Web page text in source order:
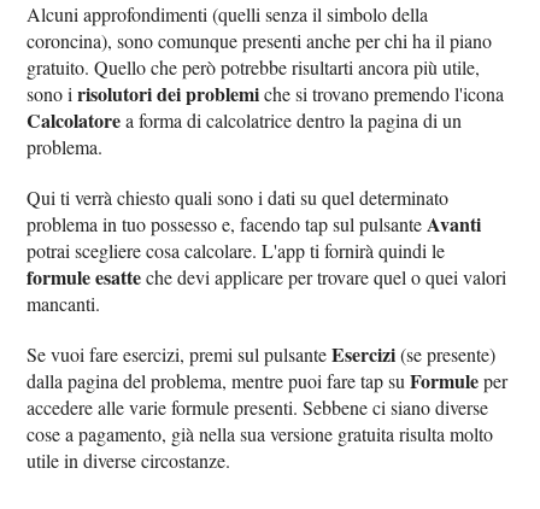
Alcuni approfondimenti (quelli senza il simbolo della
coroncina), sono comunque presenti anche per chi ha il piano
gratuito. Quello che però potrebbe risultarti ancora più utile,
sono irisolutori dei problemiche si trovano premendo l'icona
Calcolatorea forma di calcolatrice dentro la pagina di un
problema.
Qui ti verrà chiesto quali sono i dati su quel determinato
problema in tuo possesso e, facendo tap sul pulsante Avanti
potrai scegliere cosa calcolare. L'app ti fornirà quindi le
formule esatteche devi applicare per trovare quel o quei valori
mancanti.
Se vuoi fare esercizi, premi sul pulsanteEsercizi(se presente)
dalla pagina del problema, mentre puoi fare tap suFormuleper
accedere alle varie formule presenti. Sebbene ci siano diverse
cose a pagamento, già nella sua versione gratuita risulta molto
utile in diverse circostanze.